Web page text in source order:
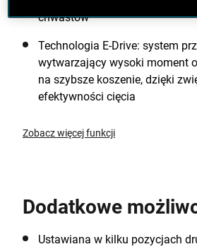
chwastów
Technologia E-Drive: system
wytwarzający wysoki moment
na szybsze koszenie, dzięki
efektywności cięcia
Zobacz więcej funkcji
Dodatkowe
Ustawiana w kilku pozycjach